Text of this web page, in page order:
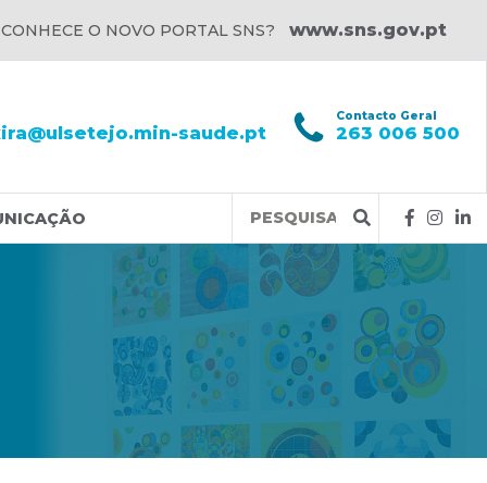
O NOVO PORTAL SNS? www.sns.gov.pt
saude.pt
Contacto Geral
263 006 500
Query